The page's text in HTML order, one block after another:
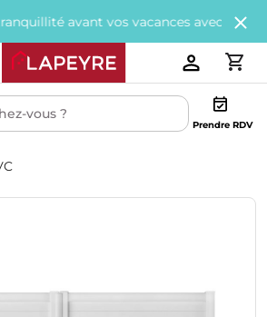
avant vos vacances avec200€ offerts
Prendre RDV